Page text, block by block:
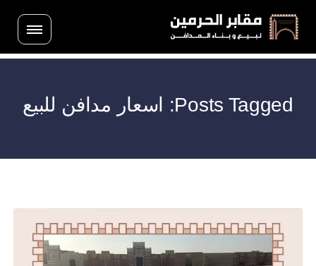
Posts Tagged: اسعار مدافن للبيع